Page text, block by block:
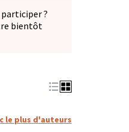
?
bientôt
le plus d'auteurs